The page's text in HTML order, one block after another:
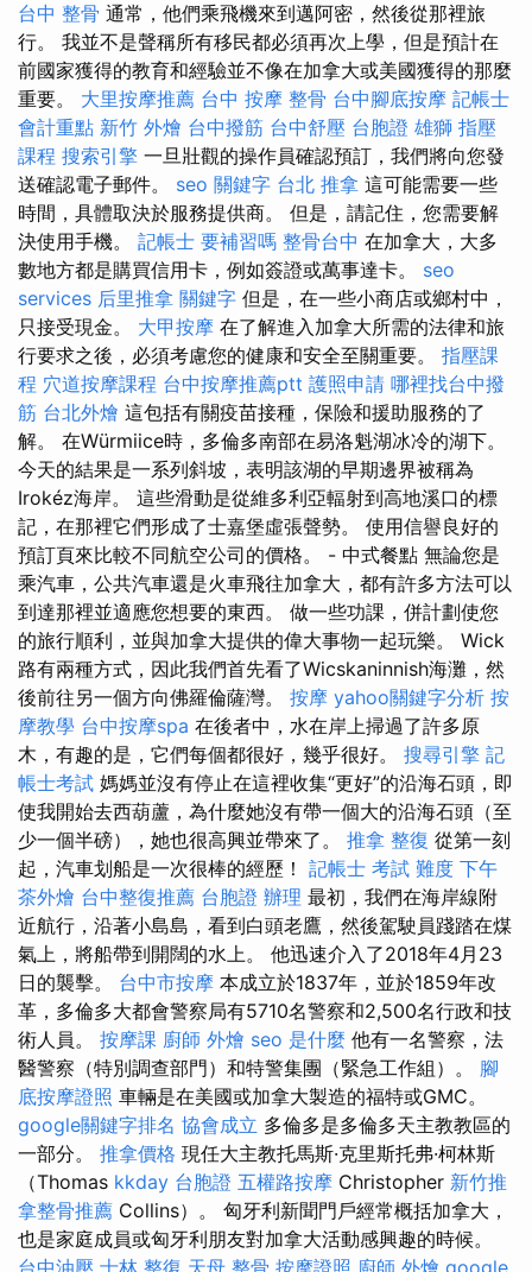
台中 整骨 通常，他們乘飛機來到邁阿密，然後從那裡旅
行。 我並不是聲稱所有移民都必須再次上學，但是預計在
前國家獲得的教育和經驗並不像在加拿大或美國獲得的那麼
重要。 大里按摩推薦 台中 按摩 整骨 台中腳底按摩 記帳士
會計重點 新竹 外燴 台中撥筋 台中舒壓 台胞證 雄獅 指壓
課程 搜索引擎 一旦壯觀的操作員確認預訂，我們將向您發
送確認電子郵件。 seo 關鍵字 台北 推拿 這可能需要一些
時間，具體取決於服務提供商。 但是，請記住，您需要解
決使用手機。 記帳士 要補習嗎 整骨台中 在加拿大，大多
數地方都是購買信用卡，例如簽證或萬事達卡。 seo
services 后里推拿 關鍵字 但是，在一些小商店或鄉村中，
只接受現金。 大甲按摩 在了解進入加拿大所需的法律和旅
行要求之後，必須考慮您的健康和安全至關重要。 指壓課
程 穴道按摩課程 台中按摩推薦ptt 護照申請 哪裡找台中撥
筋 台北外燴 這包括有關疫苗接種，保險和援助服務的了
解。 在Würmiice時，多倫多南部在易洛魁湖冰冷的湖下。
今天的結果是一系列斜坡，表明該湖的早期邊界被稱為
Irokéz海岸。 這些滑動是從維多利亞輻射到高地溪口的標
記，在那裡它們形成了士嘉堡虛張聲勢。 使用信譽良好的
預訂頁來比較不同航空公司的價格。 - 中式餐點 無論您是
乘汽車，公共汽車還是火車飛往加拿大，都有許多方法可以
到達那裡並適應您想要的東西。 做一些功課，併計劃使您
的旅行順利，並與加拿大提供的偉大事物一起玩樂。 Wick
路有兩種方式，因此我們首先看了Wicskaninnish海灘，然
後前往另一個方向佛羅倫薩灣。 按摩 yahoo關鍵字分析 按
摩教學 台中按摩spa 在後者中，水在岸上掃過了許多原
木，有趣的是，它們每個都很好，幾乎很好。 搜尋引擎 記
帳士考試 媽媽並沒有停止在這裡收集“更好”的沿海石頭，即
使我開始去西葫蘆，為什麼她沒有帶一個大的沿海石頭（至
少一個半磅），她也很高興並帶來了。 推拿 整復 從第一刻
起，汽車划船是一次很棒的經歷！ 記帳士 考試 難度 下午
茶外燴 台中整復推薦 台胞證 辦理 最初，我們在海岸線附
近航行，沿著小島島，看到白頭老鷹，然後駕駛員踐踏在煤
氣上，將船帶到開闊的水上。 他迅速介入了2018年4月23
日的襲擊。 台中市按摩 本成立於1837年，並於1859年改
革，多倫多大都會警察局有5710名警察和2,500名行政和技
術人員。 按摩課 廚師 外燴 seo 是什麼 他有一名警察，法
醫警察（特別調查部門）和特警集團（緊急工作組）。 腳
底按摩證照 車輛是在美國或加拿大製造的福特或GMC。
google關鍵字排名 協會成立 多倫多是多倫多天主教教區的
一部分。 推拿價格 現任大主教托馬斯·克里斯托弗·柯林斯
（Thomas kkday 台胞證 五權路按摩 Christopher 新竹推
拿整骨推薦 Collins）。 匈牙利新聞門戶經常概括加拿大，
也是家庭成員或匈牙利朋友對加拿大活動感興趣的時候。
台中油壓 士林 整復 天母 整骨 按摩證照 廚師 外燴 google